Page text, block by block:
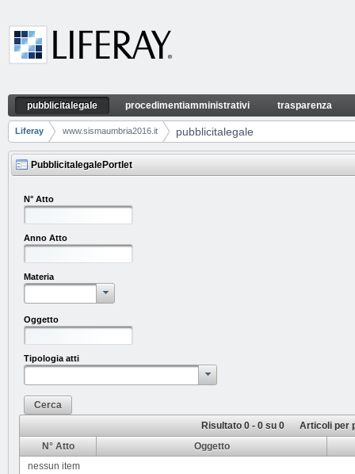
pubblicitalegale
Navigera
pubblicitalegale procedimentiamministrativi trasparenza
Breadcrumb spår
Liferay www.sismaumbria2016.it pubblicitalegale
PubblicitalegalePortlet
N° Atto
Anno Atto
Materia
Oggetto
Tipologia atti
Cerca
Risultato 0 - 0 su 0
Articoli per
N° Atto
Oggetto
nessun item